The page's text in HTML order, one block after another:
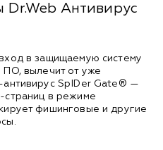
Антивирус
в защищаемую систему
ПО, вылечит от уже
SpIDer Gate® —
страниц в режиме
фишинговые и другие